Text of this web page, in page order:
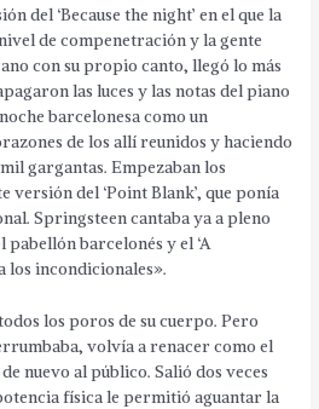
del ‘Because the night’ en el que la
de compenetración y la gente
con su propio canto, llegó lo más
las luces y las notas del piano
barcelonesa como un
de los allí reunidos y haciendo
gargantas. Empezaban los
versión del ‘Point Blank’, que ponía
Springsteen cantaba ya a pleno
barcelonés y el ‘A
los incondicionales».
los poros de su cuerpo. Pero
volvía a renacer como el
nuevo al público. Salió dos veces
física le permitió aguantar la